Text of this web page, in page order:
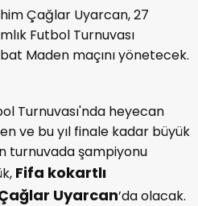
Çağlar Uyarcan, 27
Futbol Turnuvası
Maden maçını yönetecek.
Turnuvası'nda heyecan
ve bu yıl finale kadar büyük
turnuvada şampiyonu
Fifa kokartlı
Uyarcan’da olacak.